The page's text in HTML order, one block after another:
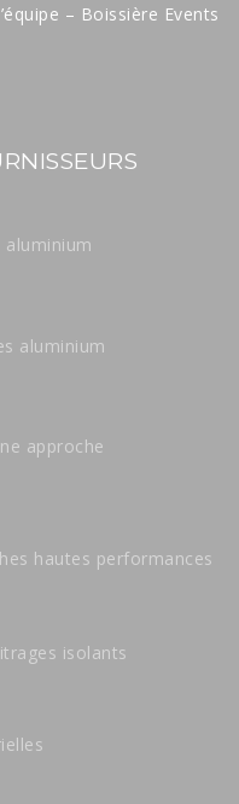
– Boissière Events
aluminium
aluminium
approche
hautes performances
isolants